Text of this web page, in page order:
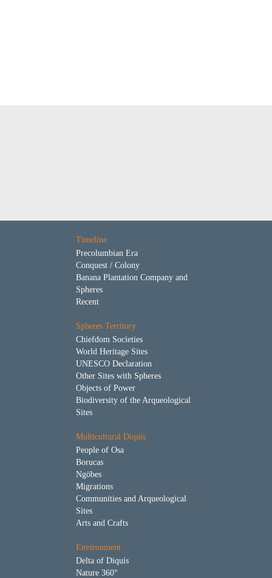
Timeline
Precolumbian Era
Conquest / Colony
Banana Plantation Company and
Spheres
Recent
Spheres Territory
Chiefdom Societies
World Heritage Sites
UNESCO Declaration
Other Sites with Spheres
Objects of Power
Biodiversity of the Arqueological
Sites
Multicultural Diquís
People of Osa
Borucas
Ngöbes
Migrations
Communities and Arqueological
Sites
Arts and Crafts
Environment
Delta of Diquís
Nature 360°